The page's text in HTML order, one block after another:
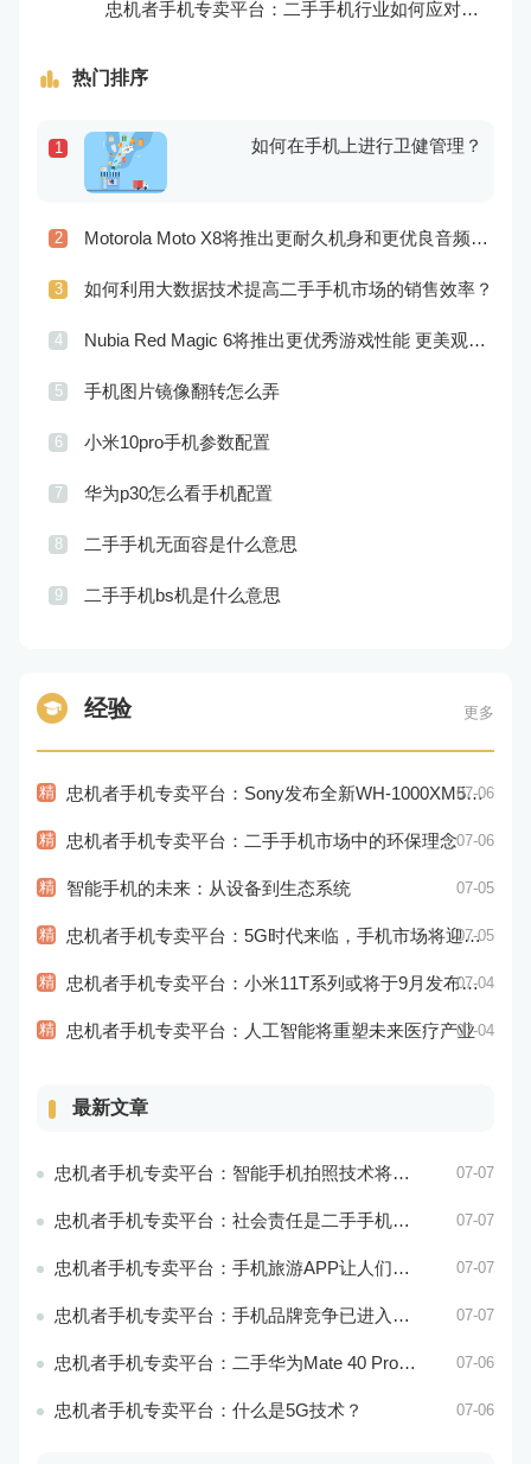
忠机者手机专卖平台：二手手机行业如何应对生态系统的要求
热门排序
1 如何在手机上进行卫健管理？
2 Motorola Moto X8将推出更耐久机身和更优良音频效果
3 如何利用大数据技术提高二手手机市场的销售效率？
4 Nubia Red Magic 6将推出更优秀游戏性能 更美观的外观设计
5 手机图片镜像翻转怎么弄
6 小米10pro手机参数配置
7 华为p30怎么看手机配置
8 二手手机无面容是什么意思
9 二手手机bs机是什么意思
经验 更多
精 忠机者手机专卖平台：Sony发布全新WH-1000XM5耳机，搭载更多电池和多项创新功能07-06
精 忠机者手机专卖平台：二手手机市场中的环保理念07-06
精 智能手机的未来：从设备到生态系统 07-05
精 忠机者手机专卖平台：5G时代来临，手机市场将迎来新变革07-05
精 忠机者手机专卖平台：小米11T系列或将于9月发布，其中包括一款Pro版本07-04
精 忠机者手机专卖平台：人工智能将重塑未来医疗产业07-04
最新文章
忠机者手机专卖平台：智能手机拍照技术将不断升级，成为手机行业的重要趋势 07-07
忠机者手机专卖平台：社会责任是二手手机市场的使命和价值所在 07-07
忠机者手机专卖平台：手机旅游APP让人们轻松出行 07-07
忠机者手机专卖平台：手机品牌竞争已进入新阶段 07-07
忠机者手机专卖平台：二手华为Mate 40 Pro市场价格持续下跌 07-06
忠机者手机专卖平台：什么是5G技术？ 07-06